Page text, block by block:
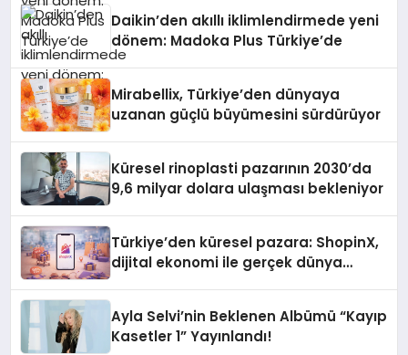
Daikin’den akıllı iklimlendirmede yeni
dönem: Madoka Plus Türkiye’de
Mirabellix, Türkiye’den dünyaya
uzanan güçlü büyümesini sürdürüyor
Küresel rinoplasti pazarının 2030’da
9,6 milyar dolara ulaşması bekleniyor
Türkiye’den küresel pazara: ShopinX,
dijital ekonomi ile gerçek dünya
Ayla Selvi’nin Beklenen Albümü “Kayıp
Kasetler 1” Yayınlandı!